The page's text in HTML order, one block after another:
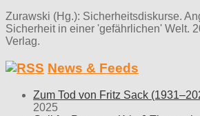
Zurawski (Hg.): Sicherheitsdiskurse.
Sicherheit in einer 'gefährlichen' Welt.
Verlag.
News & Feeds
Zum Tod von Fritz Sack
2025